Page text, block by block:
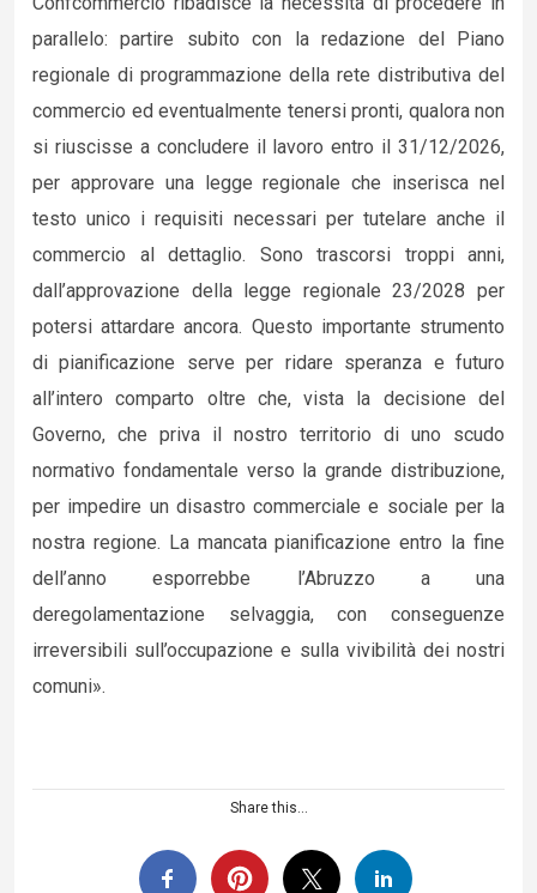
parallelo: partire subito con la redazione del Piano
regionale di programmazione della rete distributiva del
commercio ed eventualmente tenersi pronti, qualora non
si riuscisse a concludere il lavoro entro il 31/12/2026,
per approvare una legge regionale che inserisca nel
testo unico i requisiti necessari per tutelare anche il
commercio al dettaglio. Sono trascorsi troppi anni,
dall’approvazione della legge regionale 23/2028 per
potersi attardare ancora. Questo importante strumento
di pianificazione serve per ridare speranza e futuro
all’intero comparto oltre che, vista la decisione del
Governo, che priva il nostro territorio di uno scudo
normativo fondamentale verso la grande distribuzione,
per impedire un disastro commerciale e sociale per la
nostra regione. La mancata pianificazione entro la fine
dell’anno esporrebbe l’Abruzzo a una
deregolamentazione selvaggia, con conseguenze
irreversibili sull’occupazione e sulla vivibilità dei nostri
comuni».
Share this...